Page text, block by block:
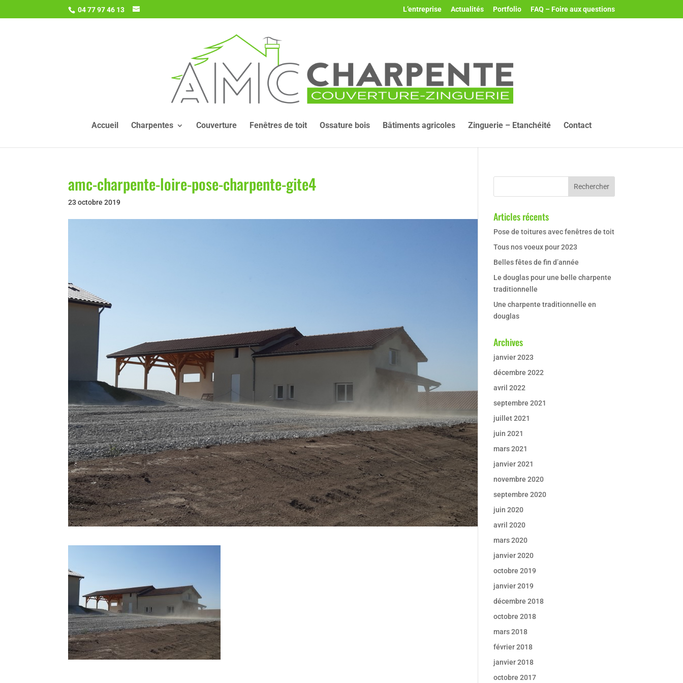
04 77 97 46 13 L’entreprise Actualités Portfolio FAQ – Foire aux questions
Accueil Charpentes Couverture Fenêtres de toit Ossature bois Bâtiments agricoles Zinguerie – Etanchéité Contact
amc-charpente-loire-pose-charpente-gite4
23 octobre 2019
Articles récents
Pose de toitures avec fenêtres de toit
Tous nos voeux pour 2023
Belles fêtes de fin d’année
Le douglas pour une belle charpente
traditionnelle
Une charpente traditionnelle en
douglas
Archives
janvier 2023
décembre 2022
avril 2022
septembre 2021
juillet 2021
juin 2021
mars 2021
janvier 2021
novembre 2020
septembre 2020
juin 2020
avril 2020
mars 2020
janvier 2020
octobre 2019
janvier 2019
décembre 2018
octobre 2018
mars 2018
février 2018
janvier 2018
octobre 2017